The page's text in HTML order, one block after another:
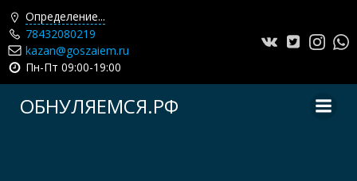
Определение...
78432080219
kazan@goszaiem.ru
Пн-Пт 09:00-19:00
ОБНУЛЯЕМСЯ.РФ